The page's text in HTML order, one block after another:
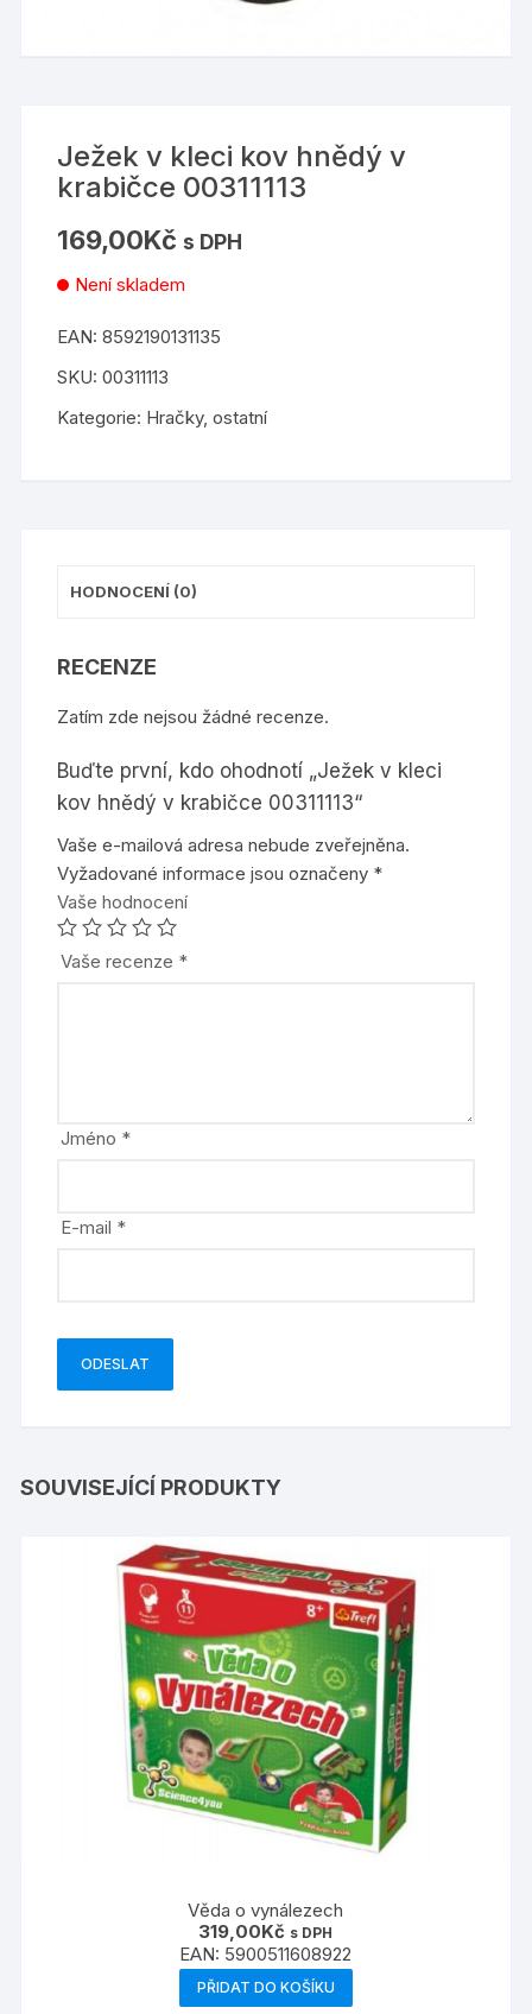
Ježek v kleci kov hnědý v
krabičce 00311113
169,00Kč s DPH
Není skladem
EAN:8592190131135
SKU:00311113
Kategorie: Hračky,ostatní
HODNOCENÍ (0)
RECENZE
Zatím zde nejsou žádné recenze.
Buďte první, kdo ohodnotí „Ježek v kleci
kov hnědý v krabičce 00311113“
Vaše e-mailová adresa nebude zveřejněna.
Vyžadované informace jsou označeny *
Vaše hodnocení
Vaše recenze *
Jméno *
E-mail *
SOUVISEJÍCÍ PRODUKTY
Věda o vynálezech
319,00Kč s DPH
EAN: 5900511608922
PŘIDAT DO KOŠÍKU